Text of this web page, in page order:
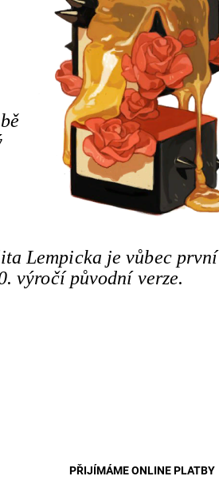
Lempicka je vůbec první
výročí původní verze.
PŘIJÍMÁME ONLINE PLATBY